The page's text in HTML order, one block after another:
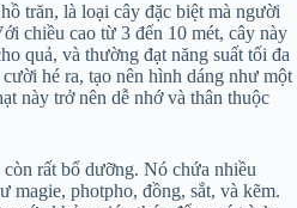
trăn, là loại cây đặc biệt mà người
chiều cao từ 3 đến 10 mét, cây này
quả, và thường đạt năng suất tối đa
hé ra, tạo nên hình dáng như một
này trở nên dễ nhớ và thân thuộc
rất bổ dưỡng. Nó chứa nhiều
magie, photpho, đồng, sắt, và kẽm.